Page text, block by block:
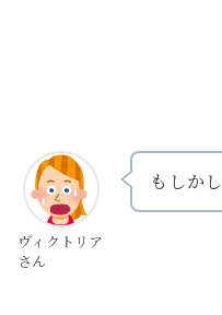
ヴィクトリア
さん
もしか